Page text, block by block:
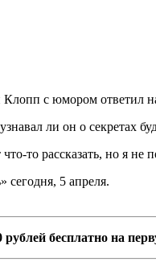
с юмором ответил
ли он о секретах
то рассказать, но я
сегодня, 5 апреля.
рублей бесплатно на